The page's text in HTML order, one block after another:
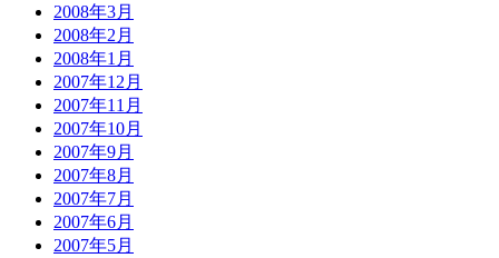
2008年3月
2008年2月
2008年1月
2007年12月
2007年11月
2007年10月
2007年9月
2007年8月
2007年7月
2007年6月
2007年5月